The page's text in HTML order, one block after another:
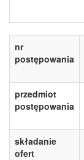
nr
postępowania
przedmiot
postępowania
składanie
ofert